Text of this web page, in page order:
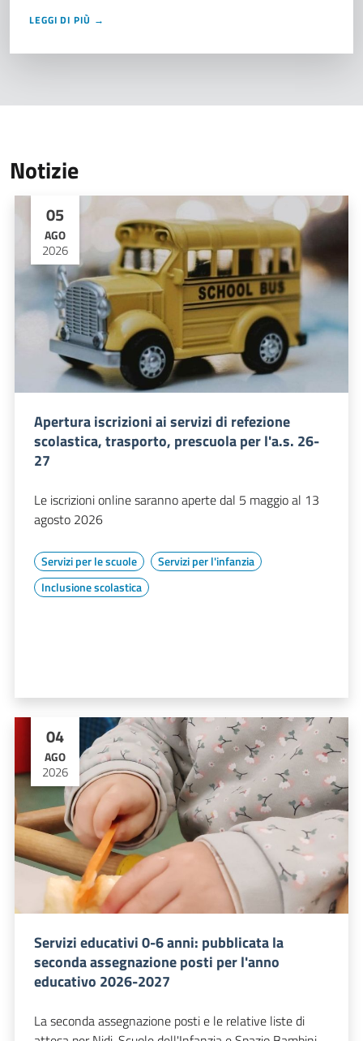
LEGGI DI PIÙ →
Notizie
05
AGO
2026
Apertura iscrizioni ai servizi di refezione
scolastica, trasporto, prescuola per l'a.s. 26-
27
Le iscrizioni online saranno aperte dal 5 maggio al 13
agosto 2026
Servizi per le scuole
Servizi per l'infanzia
Inclusione scolastica
04
AGO
2026
Servizi educativi 0-6 anni: pubblicata la
seconda assegnazione posti per l'anno
educativo 2026-2027
La seconda assegnazione posti e le relative liste di